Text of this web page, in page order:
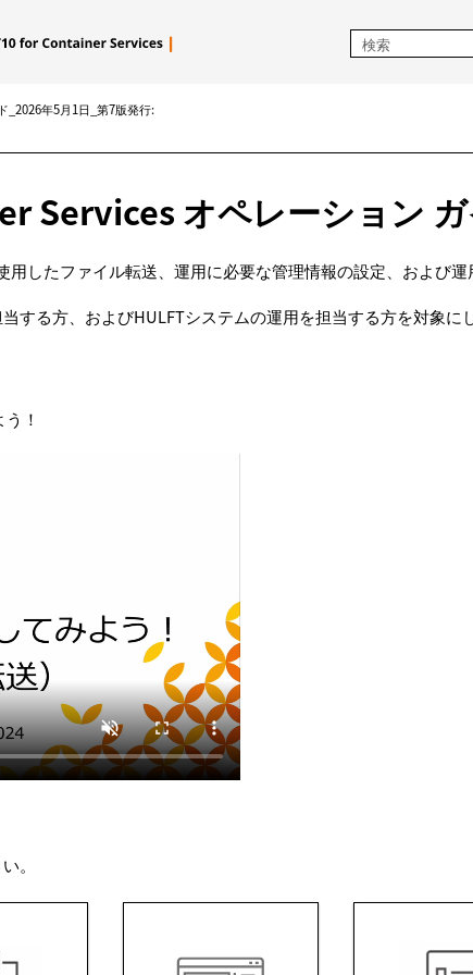
_2026年5月1日_第7版発行:
Services オペレーション
したファイル転送、運用に必要な管理情報の設定、および運
する方、およびHULFTシステムの運用を担当する方を対象に
！
。